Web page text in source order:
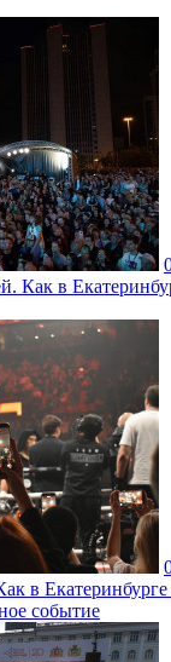
Как в
в
событие